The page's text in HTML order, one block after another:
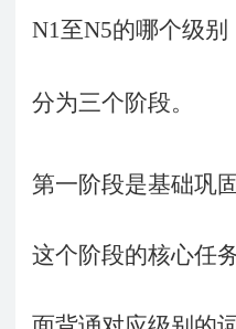
N1至N5的哪个级别
分为三个阶段。
第一阶段是基础巩
这个阶段的核心任